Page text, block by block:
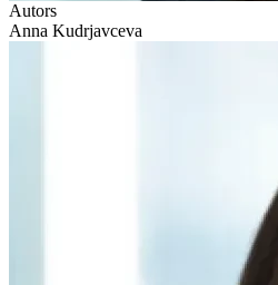
Autors
Anna Kudrjavceva